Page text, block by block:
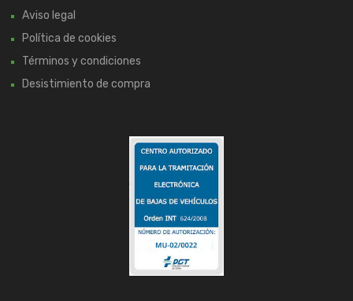
Aviso legal
Política de cookies
Términos y condiciones
Desistimiento de compra